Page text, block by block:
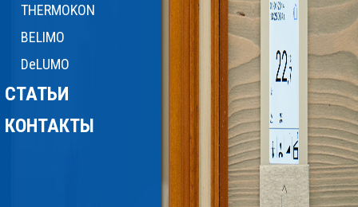
THERMOKON
BELIMO
DeLUMO
СТАТЬИ
КОНТАКТЫ